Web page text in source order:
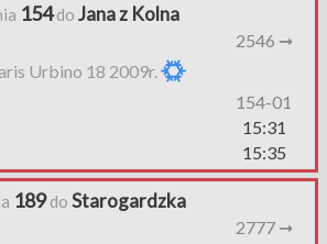
154do Jana z Kolna
2546 ➞
Urbino 18 2009r.
154-01
15:31
15:35
189do Starogardzka
2777 ➞